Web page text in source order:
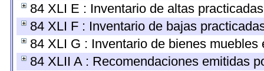
84 XLI E : Inventario de altas
84 XLI F : Inventario de bajas
84 XLI G : Inventario de bienes muebles
84 XLII A : Recomendaciones emitidas